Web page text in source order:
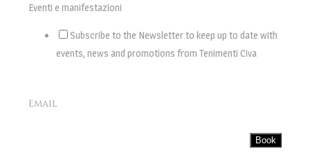
Eventi e manifestazioni
Subscribe to the Newsletter to keep up to date with
events, news and promotions from Tenimenti Civa
Email
Book